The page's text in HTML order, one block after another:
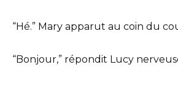
“Hé.” Mary apparut au coin du
“Bonjour,” répondit Lucy